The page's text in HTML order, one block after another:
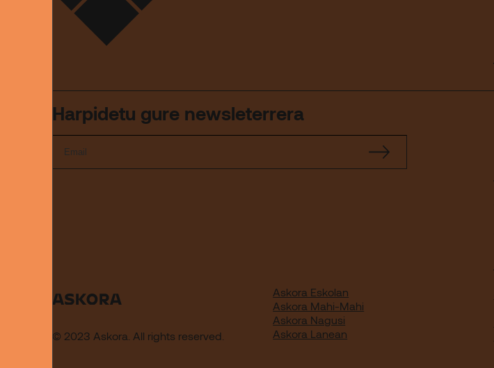
Harpidetu gure newsleterrera
© 2023 Askora. All rights reserved.
Askora Eskolan
Askora Mahi-Mahi
Askora Nagusi
Askora Lanean